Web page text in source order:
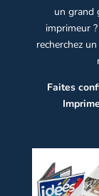
un grand
imprimeur
recherchez
Faites